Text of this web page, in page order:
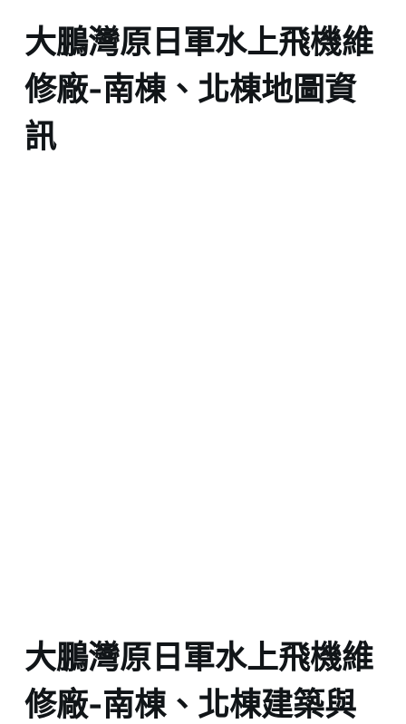
大鵬灣原日軍水上飛機維
修廠-南棟、北棟地圖資
訊
大鵬灣原日軍水上飛機維
修廠-南棟、北棟建築與